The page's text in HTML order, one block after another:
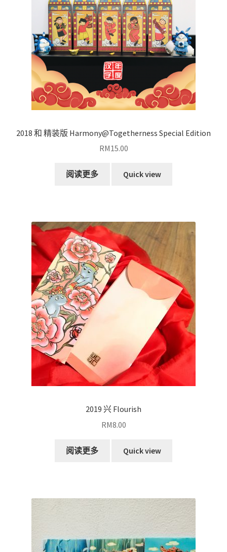
2018 和 精装版 Harmony@Togetherness Special Edition
RM15.00
阅读更多 Quick view
2019 兴 Flourish
RM8.00
阅读更多 Quick view